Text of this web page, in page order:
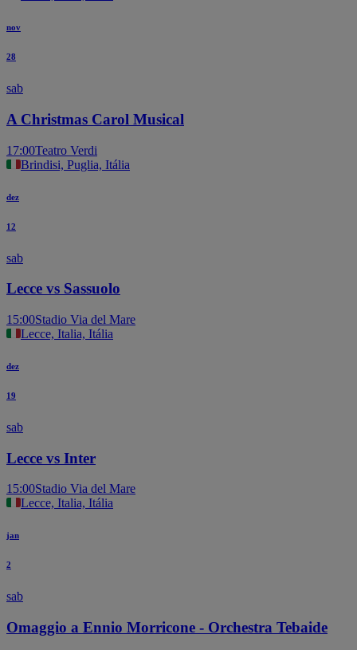
nov
28
sab
A Christmas Carol Musical
17:00Teatro Verdi
Brindisi, Puglia, Itália
dez
12
sab
Lecce vs Sassuolo
15:00Stadio Via del Mare
Lecce, Italia, Itália
dez
19
sab
Lecce vs Inter
15:00Stadio Via del Mare
Lecce, Italia, Itália
jan
2
sab
Omaggio a Ennio Morricone - Orchestra Tebaide